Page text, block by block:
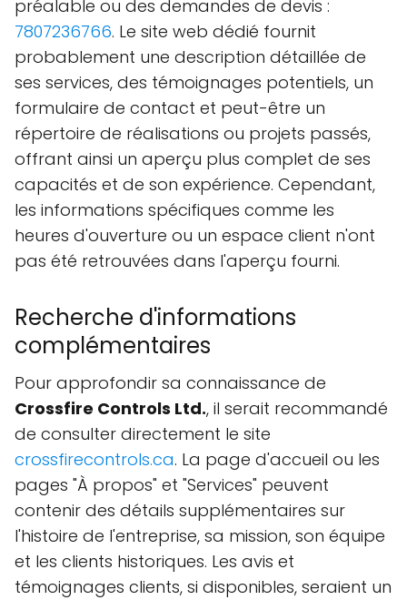
préalable ou des demandes de devis :
7807236766. Le site web dédié fournit
probablement une description détaillée de
ses services, des témoignages potentiels, un
formulaire de contact et peut-être un
répertoire de réalisations ou projets passés,
offrant ainsi un aperçu plus complet de ses
capacités et de son expérience. Cependant,
les informations spécifiques comme les
heures d'ouverture ou un espace client n'ont
pas été retrouvées dans l'aperçu fourni.
Recherche d'informations
complémentaires
Pour approfondir sa connaissance de
Crossfire Controls Ltd., il serait recommandé
de consulter directement le site
crossfirecontrols.ca. La page d'accueil ou les
pages "À propos" et "Services" peuvent
contenir des détails supplémentaires sur
l'histoire de l'entreprise, sa mission, son équipe
et les clients historiques. Les avis et
témoignages clients, si disponibles, seraient un